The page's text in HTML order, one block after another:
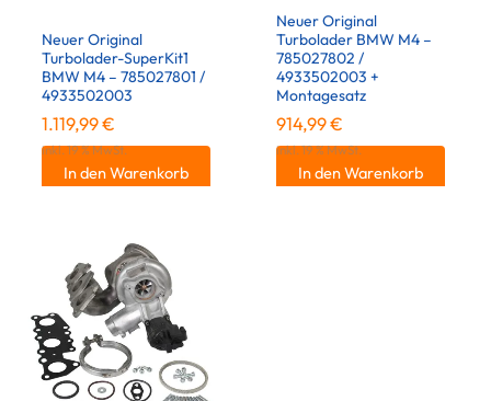
Neuer Original
Turbolader-SuperKit1
BMW M4 – 785027801 /
4933502003
1.119,99€
inkl. 19 % MwSt.
In den Warenkorb
Neuer Original
Turbolader BMW M4 –
785027802 /
4933502003 +
Montagesatz
914,99€
inkl. 19 % MwSt.
In den Warenkorb